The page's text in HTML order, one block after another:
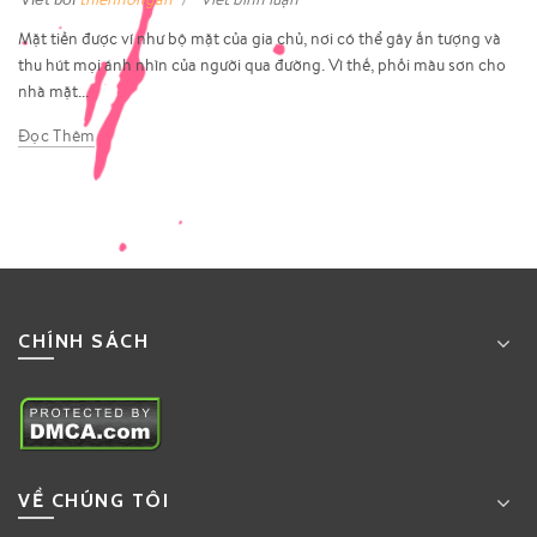
Mặt tiền được ví như bộ mặt của gia chủ, nơi có thể gây ấn tượng và
thu hút mọi ánh nhìn của người qua đường. Vì thế, phối màu sơn cho
nhà mặt...
Đọc Thêm
CHÍNH SÁCH
VỀ CHÚNG TÔI